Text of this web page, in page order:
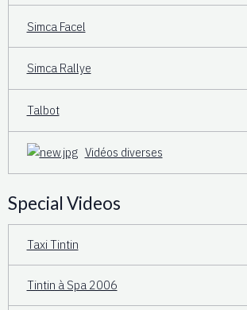
Simca Facel
Simca Rallye
Talbot
Vidéos diverses
Special Videos
Taxi Tintin
Tintin à Spa 2006